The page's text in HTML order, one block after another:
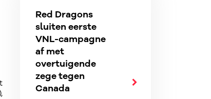
Red Dragons
sluiten eerste
VNL-campagne
af met
overtuigende
zege tegen
Canada